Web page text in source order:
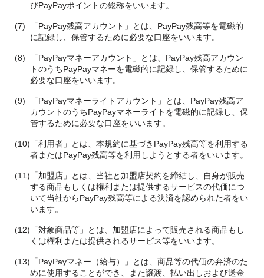
びPayPayポイントの総称をいいます。
(7)
「PayPay残高アカウント」とは、PayPay残高等を電磁的
に記録し、保管するために必要な口座をいいます。
(8)
「PayPayマネーアカウント」とは、PayPay残高アカウン
トのうちPayPayマネーを電磁的に記録し、保管するために
必要な口座をいいます。
(9)
「PayPayマネーライトアカウント」とは、PayPay残高ア
カウントのうちPayPayマネーライトを電磁的に記録し、保
管するために必要な口座をいいます。
(10) 「利用者」とは、本規約に基づきPayPay残高等を利用する
者またはPayPay残高等を利用しようとする者をいいます。
(11) 「加盟店」とは、当社と加盟店契約を締結し、自身が販売
する商品もしくは権利または提供するサービスの代価につ
いて当社からPayPay残高等による決済を認められた者をい
います。
(12) 「対象商品等」とは、加盟店によって販売される商品もし
くは権利または提供されるサービス等をいいます。
(13) 「PayPayマネー（給与）」とは、商品等の代価の弁済のた
めに使用することができ、また譲渡、払い出しおよび送金